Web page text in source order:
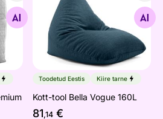
420L
Kott-tool Bella Vogue 160L
Otsi sarnaseid
Toodetud Eestis Kiire tarne
Kott-tool Bella Vogue 160L
81,14 €